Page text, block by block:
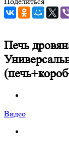
Печь
Видео